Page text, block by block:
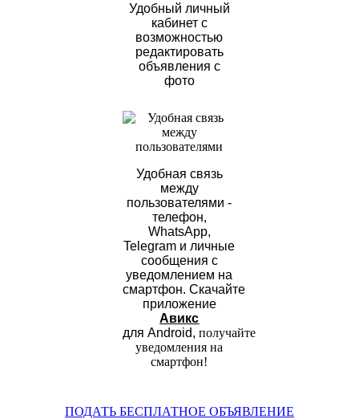
Удобный личный
кабинет с
возможностью
редактировать
объявления с
фото
Удобная связь
между
пользователями -
телефон,
WhatsApp,
Telegram и личные
сообщения с
уведомлением на
смартфон. Скачайте
приложение
Авикс
для Android, получайте
уведомления на
смартфон!
ПОДАТЬ БЕСПЛАТНОЕ ОБЪЯВЛЕНИЕ